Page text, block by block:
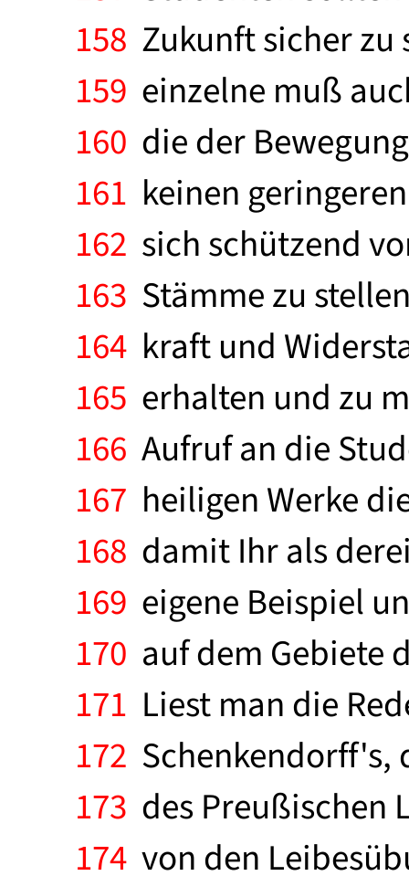
158 Zukunft sicher zu
159 einzelne muß
160 die der
161 keinen
162 sich schützend
163 Stämme zu
164 kraft und
165 erhalten und zu
166 Aufruf an die
167 heiligen Werke
168 damit Ihr als
169 eigene Beispiel
170 auf dem Gebiete
171 Liest man die
172 Schenkendorff's,
173 des Preußischen
174 von den